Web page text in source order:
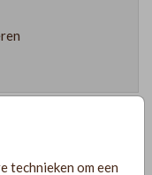
technieken om een